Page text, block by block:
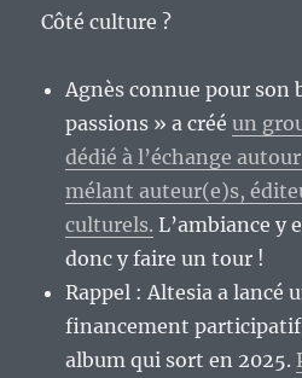
Côté culture ?
Agnès connue pour son
passions » a crééun
dédié à l’échange
mélant auteur(e)s,
culturels. L’ambiance y
donc y faire un tour !
Rappel : Altesia a lancé
financement
album qui sort en 2025.